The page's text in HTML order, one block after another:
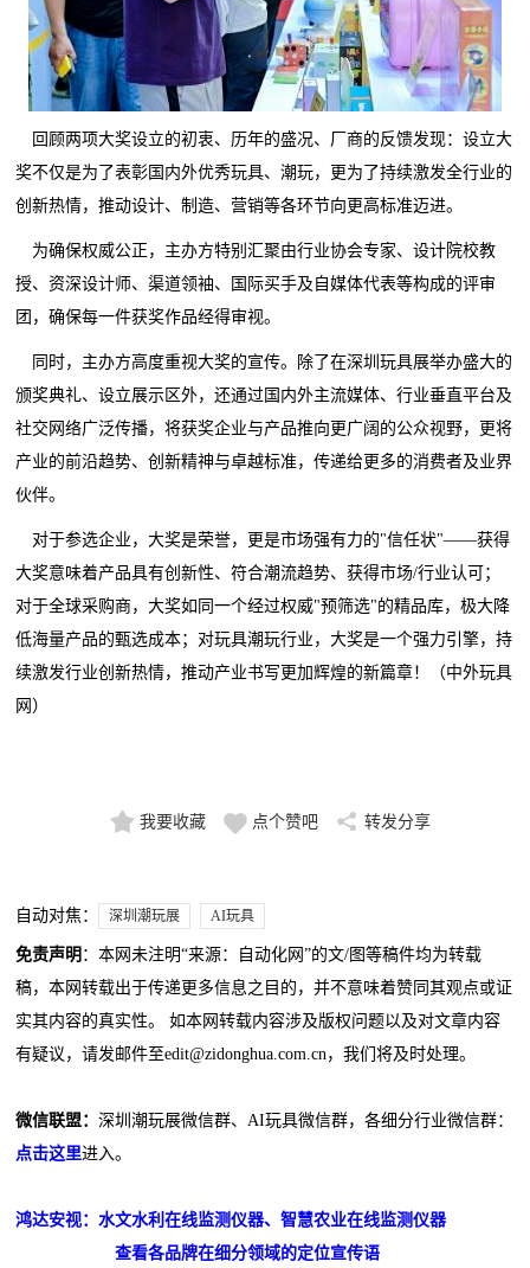
回顾两项大奖设立的初衷、历年的盛况、厂商的反馈发现：设立大
奖不仅是为了表彰国内外优秀玩具、潮玩，更为了持续激发全行业的
创新热情，推动设计、制造、营销等各环节向更高标准迈进。
为确保权威公正，主办方特别汇聚由行业协会专家、设计院校教
授、资深设计师、渠道领袖、国际买手及自媒体代表等构成的评审
团，确保每一件获奖作品经得审视。
同时，主办方高度重视大奖的宣传。除了在深圳玩具展举办盛大的
颁奖典礼、设立展示区外，还通过国内外主流媒体、行业垂直平台及
社交网络广泛传播，将获奖企业与产品推向更广阔的公众视野，更将
产业的前沿趋势、创新精神与卓越标准，传递给更多的消费者及业界
伙伴。
对于参选企业，大奖是荣誉，更是市场强有力的"信任状"——获得
大奖意味着产品具有创新性、符合潮流趋势、获得市场/行业认可；
对于全球采购商，大奖如同一个经过权威"预筛选"的精品库，极大降
低海量产品的甄选成本；对玩具潮玩行业，大奖是一个强力引擎，持
续激发行业创新热情，推动产业书写更加辉煌的新篇章！（中外玩具
网）
我要收藏 点个赞吧 转发分享
自动对焦： 深圳潮玩展 AI玩具
免责声明 ：本网未注明“来源：自动化网”的文/图等稿件均为转载
稿，本网转载出于传递更多信息之目的，并不意味着赞同其观点或证
实其内容的真实性。 如本网转载内容涉及版权问题以及对文章内容
有疑议，请发邮件至edit@zidonghua.com.cn，我们将及时处理。
微信联盟：深圳潮玩展微信群、AI玩具微信群，各细分行业微信群：
点击这里进入。
鸿达安视：水文水利在线监测仪器、智慧农业在线监测仪器
查看各品牌在细分领域的定位宣传语